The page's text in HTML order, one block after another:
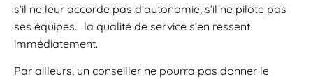
s’il ne leur accorde pas d’autonomie, s’il ne pilote pas
ses équipes… la qualité de service s’en ressent
immédiatement.
Par ailleurs, un conseiller ne pourra pas donner le